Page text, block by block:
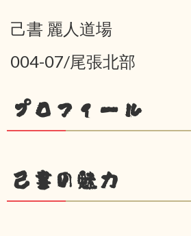
己書 麗人道場
004-07/尾張北部
プロフィール
己書の魅力